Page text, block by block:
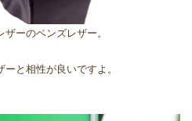
ーのベンズレザー。
と相性が良いですよ。